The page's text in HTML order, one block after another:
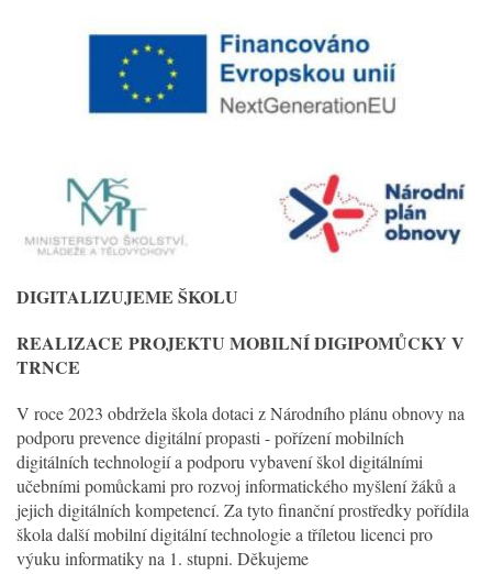
DIGITALIZUJEME ŠKOLU
REALIZACE PROJEKTU MOBILNÍ DIGIPOMŮCKY V
TRNCE
V roce 2023 obdržela škola dotaci z Národního plánu obnovy na
podporu prevence digitální propasti - pořízení mobilních
digitálních technologií a podporu vybavení škol digitálními
učebními pomůckami pro rozvoj informatického myšlení žáků a
jejich digitálních kompetencí. Za tyto finanční prostředky pořídila
škola další mobilní digitální technologie a tříletou licenci pro
výuku informatiky na 1. stupni. Děkujeme